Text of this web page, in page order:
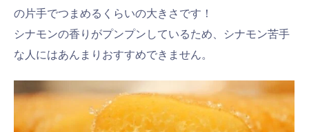
の片手でつまめるくらいの大きさです！
シナモンの香りがプンプンしているため、シナモン苦手
な人にはあんまりおすすめできません。